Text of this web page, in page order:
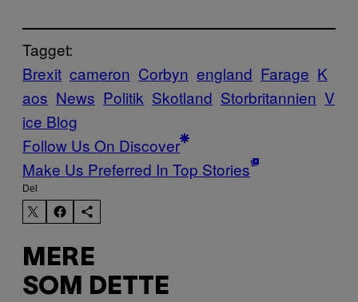
Tagget:
Brexit cameron Corbyn england Farage K
aos News Politik Skotland Storbritannien V
ice Blog
Follow Us On Discover
Make Us Preferred In Top Stories
Del
MERE
SOM DETTE